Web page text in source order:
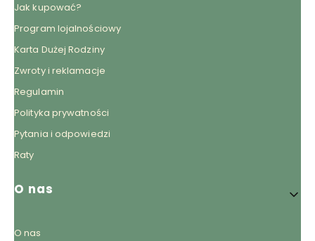
Jak kupować?
Program lojalnościowy
Karta Dużej Rodziny
Zwroty i reklamacje
Regulamin
Polityka prywatności
Pytania i odpowiedzi
Raty
O nas
O nas